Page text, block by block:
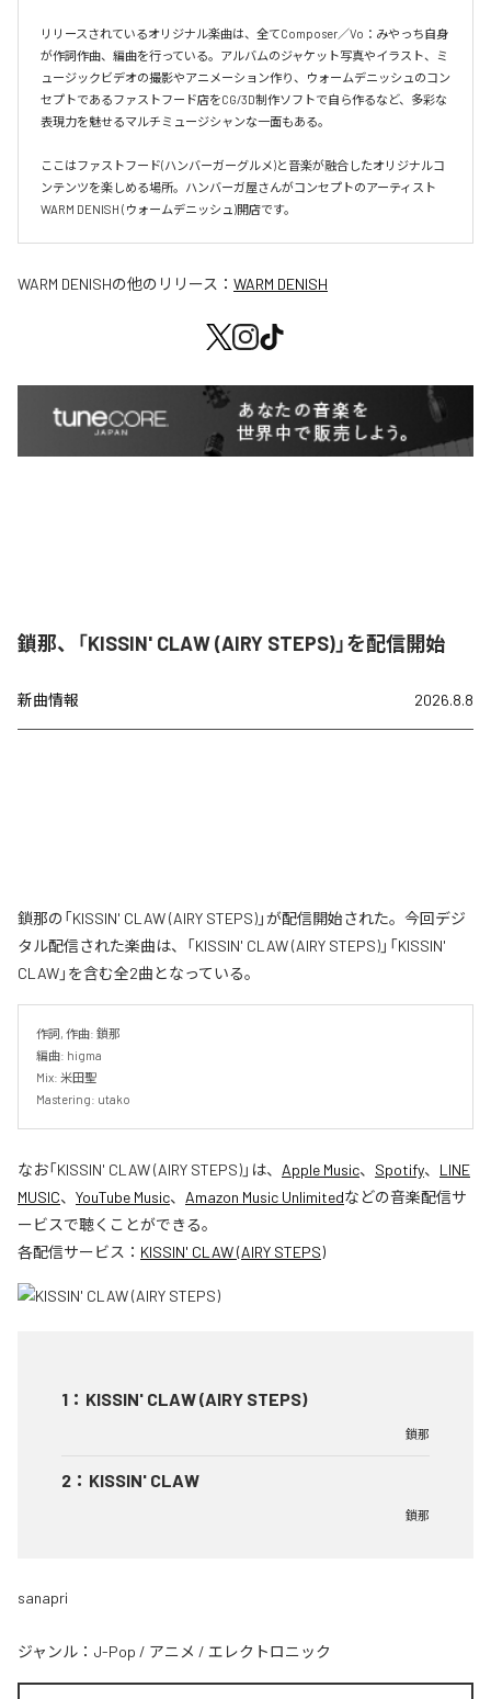
リリースされているオリジナル楽曲は、全てComposer／Vo：みやっち自身
が作詞作曲、編曲を行っている。アルバムのジャケット写真やイラスト、ミ
ュージックビデオの撮影やアニメーション作り、ウォームデニッシュのコン
セプトであるファストフード店をCG/3D制作ソフトで自ら作るなど、多彩な
表現力を魅せるマルチミュージシャンな一面もある。
ここはファストフード(ハンバーガーグルメ)と音楽が融合したオリジナルコ
ンテンツを楽しめる場所。ハンバーガ屋さんがコンセプトのアーティスト
WARM DENISH (ウォームデニッシュ)開店です。
WARM DENISHの他のリリース： WARM DENISH
鎖那、「KISSIN' CLAW (AIRY STEPS)」を配信開始
新曲情報 2026.8.8
鎖那の「KISSIN' CLAW (AIRY STEPS)」が配信開始された。今回デジ
タル配信された楽曲は、「KISSIN' CLAW (AIRY STEPS)」「KISSIN'
CLAW」を含む全2曲となっている。
作詞, 作曲: 鎖那
編曲: higma
Mix: 米田聖
Mastering: utako
なお「KISSIN' CLAW (AIRY STEPS)」は、 Apple Music、 Spotify、 LINE
MUSIC、 YouTube Music、 Amazon Music Unlimitedなどの音楽配信サ
ービスで聴くことができる。
各配信サービス： KISSIN' CLAW (AIRY STEPS)
1 ： KISSIN' CLAW (AIRY STEPS)
鎖那
2 ： KISSIN' CLAW
鎖那
sanapri
ジャンル： J-Pop / アニメ / エレクトロニック